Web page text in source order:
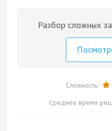
Разбор сложных
Сложность:
Среднее время